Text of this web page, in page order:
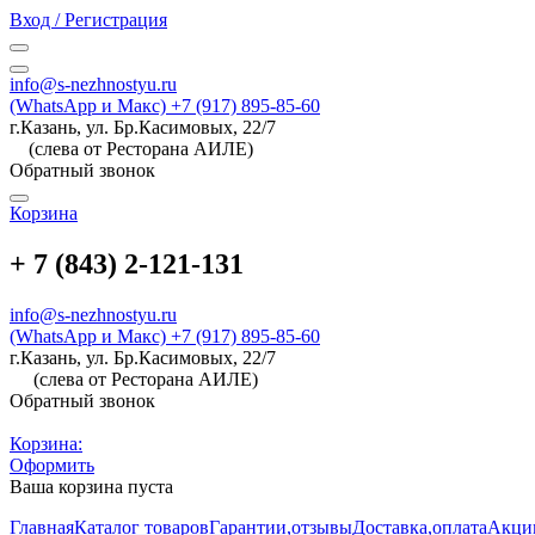
Вход / Регистрация
info@s-nezhnostyu.ru
(WhatsApp и Макс) +7 (917) 895-85-60
г.Казань, ул. Бр.Касимовых, 22/7
(слева от Ресторана АИЛЕ)
Обратный звонок
Корзина
+ 7 (843) 2-121-131
info@s-nezhnostyu.ru
(WhatsApp и Макс) +7 (917) 895-85-60
г.Казань, ул. Бр.Касимовых, 22/7
(слева от Ресторана АИЛЕ)
Обратный звонок
Корзина:
Оформить
Ваша корзина пуста
ГлавнаяКаталог товаровГарантии,отзывыДоставка,оплата